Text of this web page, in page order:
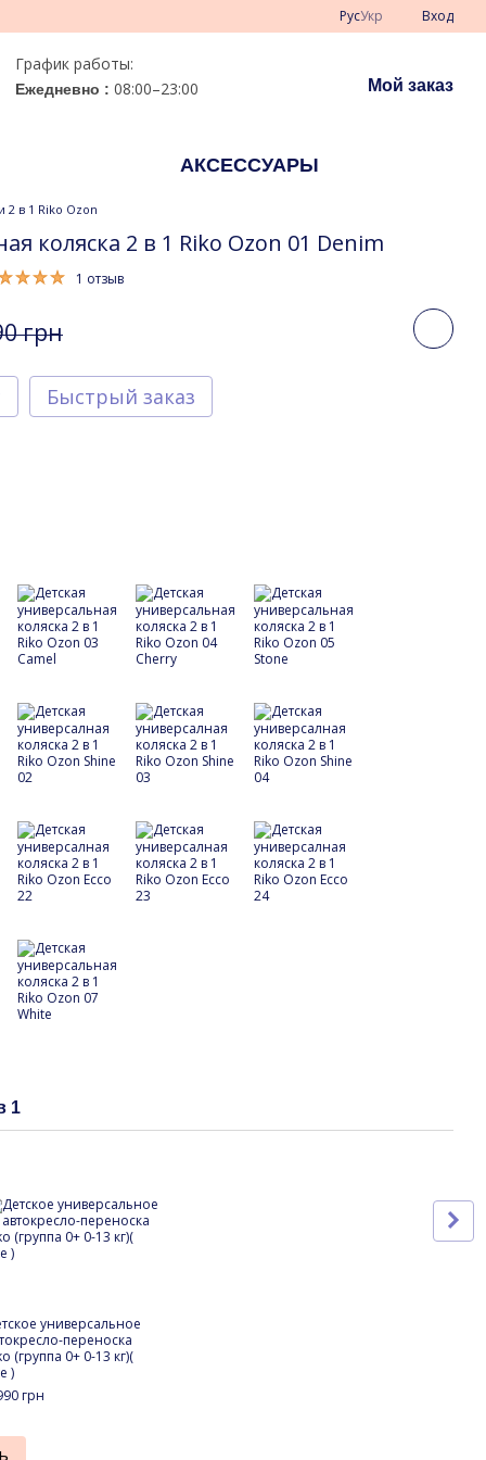
РусУкр Вход
График работы:
Ежедневно : 08:00–23:00 Мой заказ
АКСЕССУАРЫ
2 в 1 Riko Ozon
коляска 2 в 1 Riko Ozon 01 Denim
1 отзыв
грн
Быстрый заказ
1
универсальное
переноска
(группа 0+ 0-13 кг)(
)
грн